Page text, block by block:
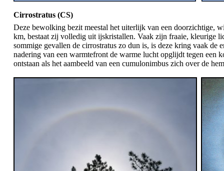
Cirrostratus (CS)
Deze bewolking bezit meestal het uiterlijk van een doorzichtige,
km, bestaat zij volledig uit ijskristallen. Vaak zijn fraaie, kleurige
sommige gevallen de cirrostratus zo dun is, is deze kring vaak
nadering van een warmtefront de warme lucht opglijdt tegen een
ontstaan als het aambeeld van een cumulonimbus zich over de